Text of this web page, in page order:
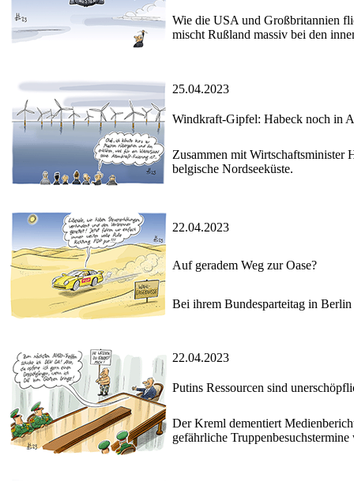
Wie die USA und Großbritannien
mischt Rußland massiv bei den
25.04.2023
Windkraft-Gipfel: Habeck noch in
Zusammen mit Wirtschaftsminister
belgische Nordseeküste.
22.04.2023
Auf geradem Weg zur Oase?
Bei ihrem Bundesparteitag in
22.04.2023
Putins Ressourcen sind
Der Kreml dementiert
gefährliche Truppenbesuchstermine